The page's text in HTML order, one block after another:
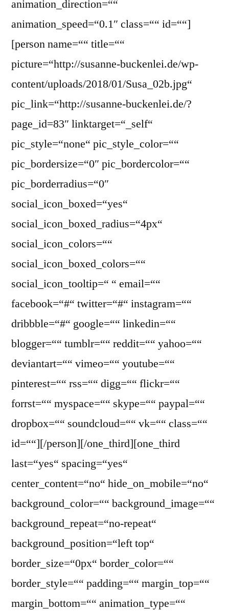
animation_direction=““
animation_speed=“0.1″ class=““ id=““]
[person name=““ title=““
picture=“http://susanne-buckenlei.de/wp-
content/uploads/2018/01/Susa_02b.jpg“
pic_link=“http://susanne-buckenlei.de/?
page_id=83″ linktarget=“_self“
pic_style=“none“ pic_style_color=““
pic_bordersize=“0″ pic_bordercolor=““
pic_borderradius=“0″
social_icon_boxed=“yes“
social_icon_boxed_radius=“4px“
social_icon_colors=““
social_icon_boxed_colors=““
social_icon_tooltip=“ “ email=““
facebook=“#“ twitter=“#“ instagram=““
dribbble=“#“ google=““ linkedin=““
blogger=““ tumblr=““ reddit=““ yahoo=““
deviantart=““ vimeo=““ youtube=““
pinterest=““ rss=““ digg=““ flickr=““
forrst=““ myspace=““ skype=““ paypal=““
dropbox=““ soundcloud=““ vk=““ class=““
id=““][/person][/one_third][one_third
last=“yes“ spacing=“yes“
center_content=“no“ hide_on_mobile=“no“
background_color=““ background_image=““
background_repeat=“no-repeat“
background_position=“left top“
border_size=“0px“ border_color=““
border_style=““ padding=““ margin_top=““
margin_bottom=““ animation_type=““